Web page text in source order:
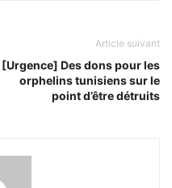
Article suivant
[Urgence] Des dons pour les
orphelins tunisiens sur le
point d’être détruits